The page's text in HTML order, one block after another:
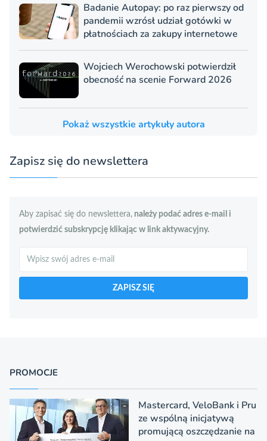
Badanie Autopay: po raz pierwszy od
pandemii wzrósł udział gotówki w
płatnościach za zakupy internetowe
Wojciech Werochowski potwierdził
obecność na scenie Forward 2026
Pokaż wszystkie artykuły autora
Zapisz się do newslettera
Aby zapisać się do newslettera, należy podać adres e-mail i
potwierdzić subskrypcję klikając w link aktywacyjny.
ZAPISZ SIĘ
PROMOCJE
Mastercard, VeloBank i Pru
ze wspólną inicjatywą
promującą oszczędzanie na